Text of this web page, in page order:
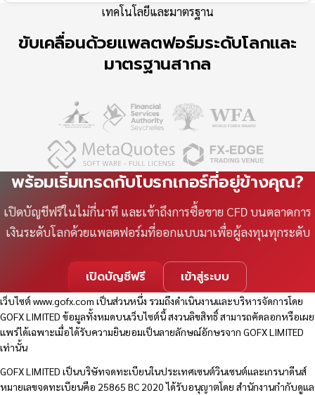
เทคโนโลยีและมาตรฐาน
ขับเคลื่อนด้วยแพลตฟอร์มระดับโลกและ
มาตรฐานสากล
พร้อมเริ่มเทรดกับโบรกเกอร์ที่อยู่ข้างคุณ?
เปิดบัญชีฟรีในไม่กี่นาที และเข้าถึงการซื้อขาย CFD บนตลาดการ
เงินระดับโลกด้วยแพลตฟอร์มที่ออกแบบมาเพื่อผู้ลงทุนทุกระดับ
เปิดบัญชีฟรี เข้าสู่ระบบ
เว็บไซต์www.gofx.com เป็นส่วนหนึ่ง รวมถึงดำเนินงานและบริหารจัดการโดย
GOFX LIMITED ข้อมูลทั้งหมดบนเว็บไซต์นี้ สงวนลิขสิทธิ์ สามารถคัดลอกหรือเผย
แพร่ได้เฉพาะเมื่อได้รับความยินยอมเป็นลายลักษณ์อักษรจาก GOFX LIMITED
เท่านั้น
GOFX LIMITED เป็นบริษัทจดทะเบียนในประเทศเซนต์วินเซนต์และเกรนาดีนส์
หมายเลขจดทะเบียนคือ 25865 BC 2020 ได้รับอนุญาตโดย สำนักงานกำกับดูแล